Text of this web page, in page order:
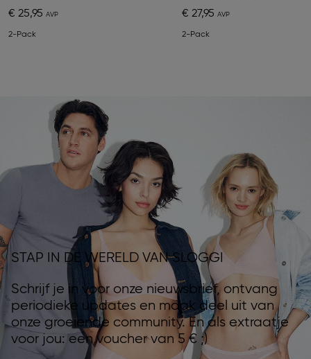
€ 25,95
2-Pack
€ 27,95
2-Pack
STAP IN DE WERELD VAN SLOGGI
Schrijf je in voor onze nieuwsbrief, ontvang
periodieke updates en maak deel uit van
onze groeiende community. En als extraatje
voor jou: een voucher van 5 € ;)